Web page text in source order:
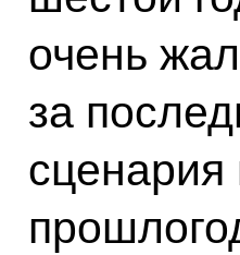
очень
за
сценария